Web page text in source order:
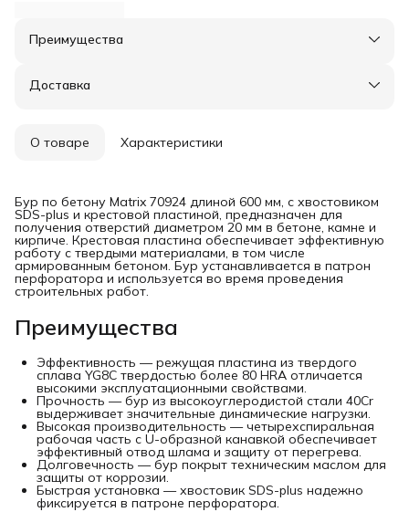
Преимущества
Оплата частями в Сплит
Удобный возврат
Доставка
О товаре Характеристики
Бур по бетону Matrix 70924 длиной 600 мм, с хвостовиком
SDS-plus и крестовой пластиной, предназначен для
получения отверстий диаметром 20 мм в бетоне, камне и
кирпиче. Крестовая пластина обеспечивает эффективную
работу с твердыми материалами, в том числе
армированным бетоном. Бур устанавливается в патрон
перфоратора и используется во время проведения
строительных работ.
Преимущества
Эффективность — режущая пластина из твердого
сплава YG8C твердостью более 80 HRA отличается
высокими эксплуатационными свойствами.
Прочность — бур из высокоуглеродистой стали 40Cr
выдерживает значительные динамические нагрузки.
Высокая производительность — четырехспиральная
рабочая часть с U-образной канавкой обеспечивает
эффективный отвод шлама и защиту от перегрева.
Долговечность — бур покрыт техническим маслом для
защиты от коррозии.
Быстрая установка — хвостовик SDS-plus надежно
фиксируется в патроне перфоратора.